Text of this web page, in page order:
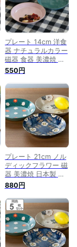
ダン おしゃれ ）
【39ショップ】
プレート 14cm 洋食
器 ナチュラルカラー
磁器 食器 美濃焼 日
本製 （ 食洗機対応
電子レンジ対応 ケー
キ デザート 皿 デザ
ートプレート お皿
丸皿 小皿 おしゃれ
）
550円
プレート 21cm ノル
ディックフラワー 磁
器 美濃焼 日本製 （
食洗機対応 電子レン
ジ対応 パスタ カレ
ー 皿 北欧 花柄 洋食
器 パスタ皿 カレー
皿 お皿 丸皿 パスタ
プレート 中皿 モダ
ン おしゃれ ）
【3980円以上送料
880円